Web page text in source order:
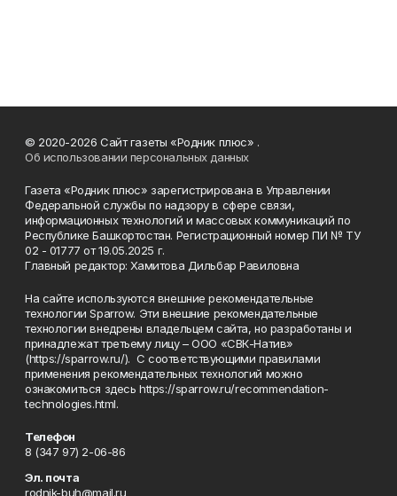
© 2020-2026 Сайт газеты «Родник плюс» .
Об использовании персональных данных
Газета «Родник плюс» зарегистрирована в Управлении
Федеральной службы по надзору в сфере связи,
информационных технологий и массовых коммуникаций по
Республике Башкортостан. Регистрационный номер ПИ № ТУ
02 - 01777 от 19.05.2025 г.
Главный редактор: Хамитова Дильбар Равиловна
На сайте используются внешние рекомендательные
технологии Sparrow. Эти внешние рекомендательные
технологии внедрены владельцем сайта, но разработаны и
принадлежат третьему лицу – ООО «СВК-Натив»
(https://sparrow.ru/). С соответствующими правилами
применения рекомендательных технологий можно
ознакомиться здесь https://sparrow.ru/recommendation-
technologies.html.
Телефон
8 (347 97) 2-06-86
Эл. почта
rodnik-buh@mail.ru